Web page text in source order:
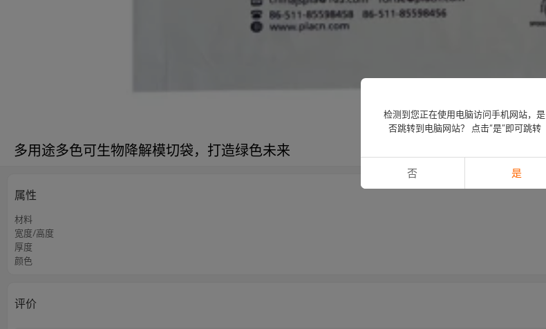
多用途多色可生物降解模切袋，打造绿色未来
属性
材料
宽度/高度
厚度
颜色
评价
检测到您正在使用电脑访问手机网站，是
否跳转到电脑网站？ 点击“是”即可跳转
否 是